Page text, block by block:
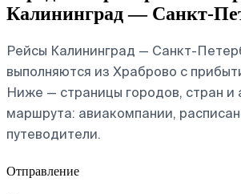
Калининград — Санкт-
Рейсы Калининград — Санкт-
выполняются из Храброво с
Ниже — страницы городов, стран и
маршрута: авиакомпании,
путеводители.
Отправление